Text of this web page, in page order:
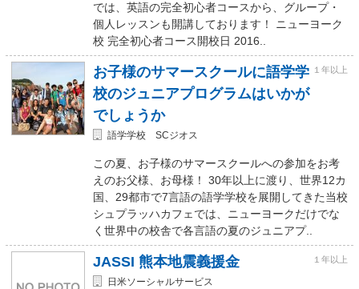
では、英語の完全初心者コースから、グループ・
個人レッスンも開講しております！ ニューヨーク
校 完全初心者コース開校日 2016..
お子様のサマースクールに語学学
校のジュニアプログラムはいかが
でしょうか
１年以上
語学学校 SCジオス
この夏、お子様のサマースクールへの参加をお考
えのお父様、お母様！ 30年以上に渡り、世界12カ
国、29都市で7言語の語学学校を展開してきた当校
シュプラッハカフェでは、ニューヨークだけでな
く世界中の校舎で各言語の夏のジュニアプ..
JASSI 熊本地震義援金 １年以上
日米ソーシャルサービス